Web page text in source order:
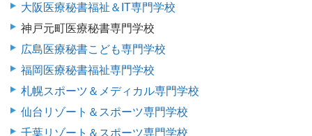
大阪医療秘書福祉＆IT専門学校
神戸元町医療秘書専門学校
広島医療秘書こども専門学校
福岡医療秘書福祉専門学校
札幌スポーツ＆メディカル専門学校
仙台リゾート＆スポーツ専門学校
千葉リゾート＆スポーツ専門学校